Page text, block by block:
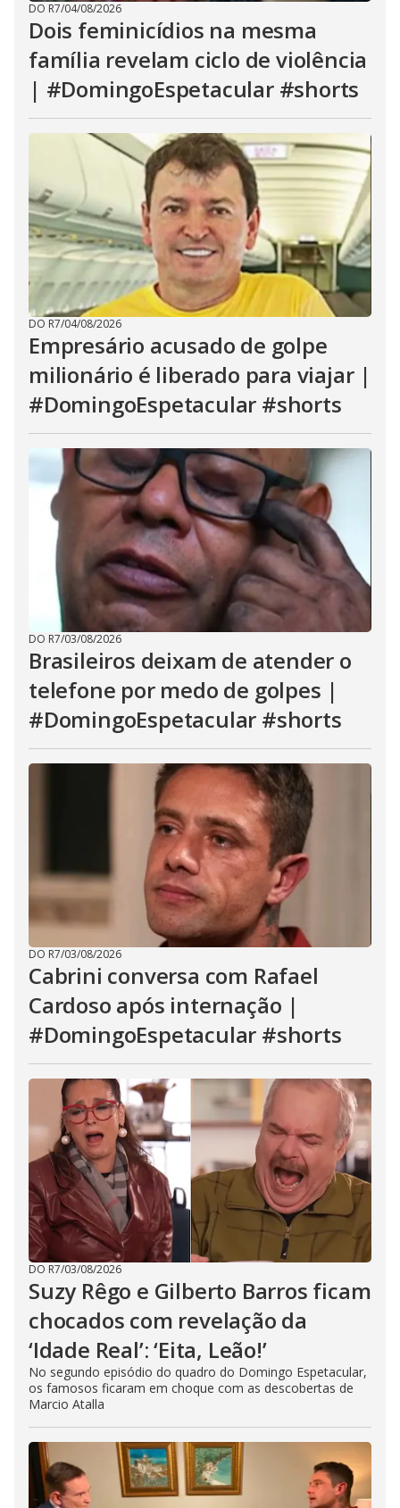
DO R7/04/08/2026
Dois feminicídios na mesma
família revelam ciclo de violência
| #DomingoEspetacular #shorts
DO R7/04/08/2026
Empresário acusado de golpe
milionário é liberado para viajar |
#DomingoEspetacular #shorts
DO R7/03/08/2026
Brasileiros deixam de atender o
telefone por medo de golpes |
#DomingoEspetacular #shorts
DO R7/03/08/2026
Cabrini conversa com Rafael
Cardoso após internação |
#DomingoEspetacular #shorts
DO R7/03/08/2026
Suzy Rêgo e Gilberto Barros ficam
chocados com revelação da
‘Idade Real’: ‘Eita, Leão!’
No segundo episódio do quadro do Domingo Espetacular,
os famosos ficaram em choque com as descobertas de
Marcio Atalla